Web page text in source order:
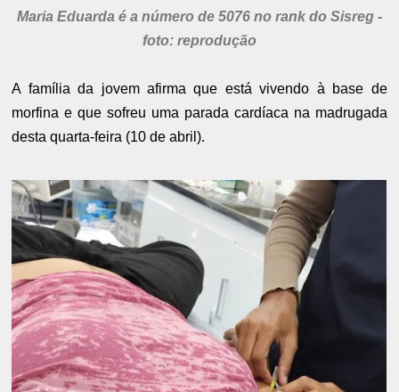
Maria Eduarda é a número de 5076 no rank do Sisreg -
foto: reprodução
A família da jovem afirma que está vivendo à base de
morfina e que sofreu uma parada cardíaca na madrugada
desta quarta-feira (10 de abril).